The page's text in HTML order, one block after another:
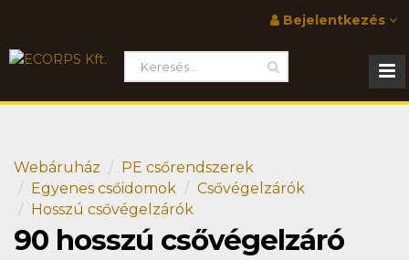
Bejelentkezés
Webáruház
PE csőrendszerek
Egyenes csőidomok
Csővégelzárók
Hosszú csővégelzárók
90 hosszú csővégelzáró